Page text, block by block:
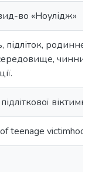
во «Ноулідж»
підліток, родинне
teenage victimhood